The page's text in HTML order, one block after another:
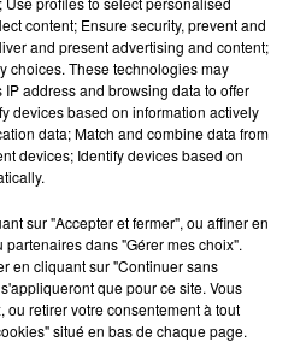
TEMPER CITY
Aware
LINH
Dans Ton
Telephone
content; Ensure security, prevent and
and present advertising and content;
choices. These technologies may
address and browsing data to offer
devices based on information actively
data; Match and combine data from
devices; Identify devices based on
sur "Accepter et fermer", ou affiner en
dans "Gérer mes choix".
en cliquant sur "Continuer sans
que pour ce site. Vous
ou retirer votre consentement à tout
situé en bas de chaque page.